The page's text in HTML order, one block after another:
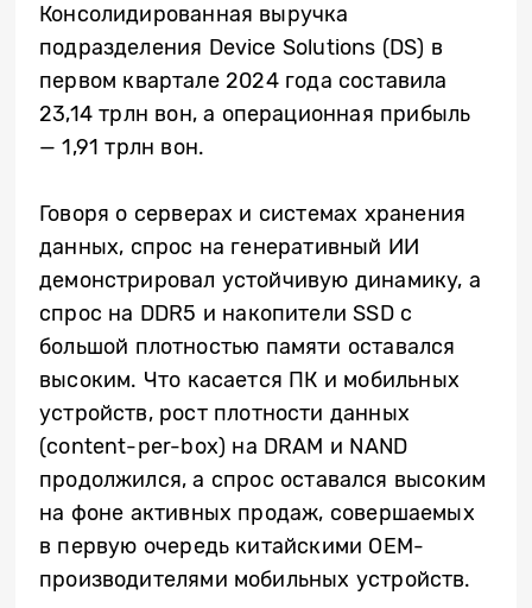
Консолидированная выручка
подразделения Device Solutions (DS) в
первом квартале 2024 года составила
23,14 трлн вон, а операционная прибыль
— 1,91 трлн вон.
Говоря о серверах и системах хранения
данных, спрос на генеративный ИИ
демонстрировал устойчивую динамику, а
спрос на DDR5 и накопители SSD с
большой плотностью памяти оставался
высоким. Что касается ПК и мобильных
устройств, рост плотности данных
(content-per-box) на DRAM и NAND
продолжился, а спрос оставался высоким
на фоне активных продаж, совершаемых
в первую очередь китайскими OEM-
производителями мобильных устройств.